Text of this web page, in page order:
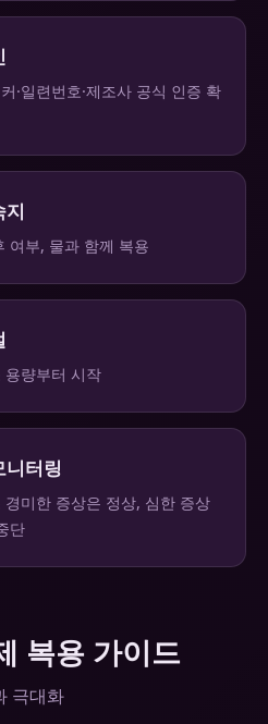
·일련번호·제조사 공식 인증 확
지
여부, 물과 함께 복용
용량부터 시작
니터링
경미한 증상은 정상, 심한 증상
단
복용 가이드
극대화